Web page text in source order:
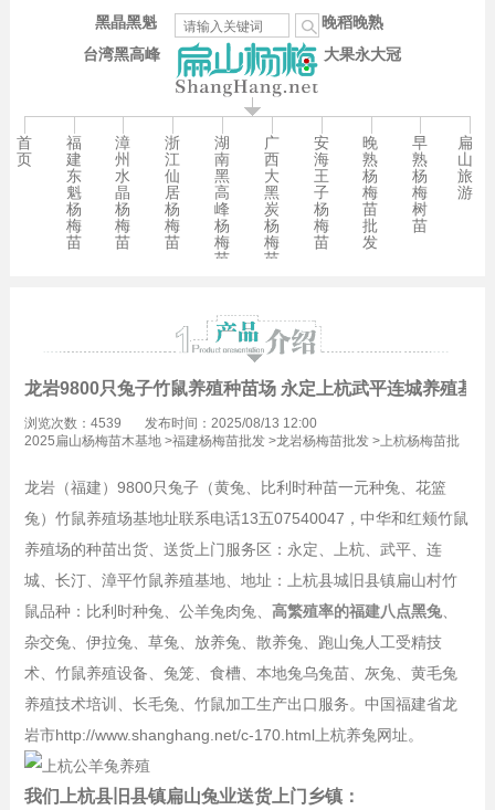
台湾黑高峰
晚稻晚熟
大果永大冠
黑晶黑魁
首
页
福
建
东
魁
杨
梅
苗
漳
州
水
晶
杨
梅
苗
浙
江
仙
居
杨
梅
苗
湖
南
黑
高
峰
杨
梅
苗
广
西
大
黑
炭
杨
梅
苗
安
海
王
子
杨
梅
苗
晚
熟
杨
梅
苗
批
发
早
熟
杨
梅
树
苗
扁
山
旅
游
龙岩9800只兔子竹鼠养殖种苗场 永定上杭武平连城养殖基地
浏览次数：4539
发布时间：2025/08/13 12:00
2025扁山杨梅苗木基地>福建杨梅苗批发>龙岩杨梅苗批发>上杭杨梅苗批
龙岩（福建）9800只兔子（黄兔、比利时种苗一元种兔、花篮
兔）竹鼠养殖场基地址联系电话13五07540047， 中华和红颊竹鼠
养殖场的种苗出货、送货上门服务区：永定、上杭、武平、连
城、长汀、漳平竹鼠养殖基地、地址：上杭县城旧县镇扁山村竹
鼠品种：比利时种兔、公羊兔肉兔、 高繁殖率的福建八点黑兔、
杂交兔、伊拉兔、草兔、放养兔、散养兔、跑山兔人工受精技
术、竹鼠养殖设备、兔笼、食槽、本地兔乌兔苗、灰兔、黄毛兔
养殖技术培训、长毛兔、竹鼠加工生产出口服务。中国福建省龙
岩市http://www.shanghang.net/c-170.html上杭养兔网址。
我们上杭县旧县镇扁山兔业送货上门乡镇：